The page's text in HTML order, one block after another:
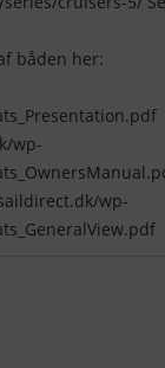
båden her:
wp-
wp-